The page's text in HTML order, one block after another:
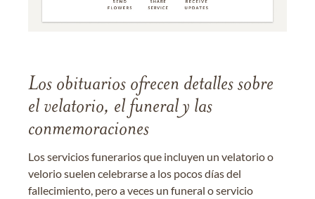
Los obituarios ofrecen detalles sobre
el velatorio, el funeral y las
conmemoraciones
Los servicios funerarios que incluyen un velatorio o
velorio suelen celebrarse a los pocos días del
fallecimiento, pero a veces un funeral o servicio